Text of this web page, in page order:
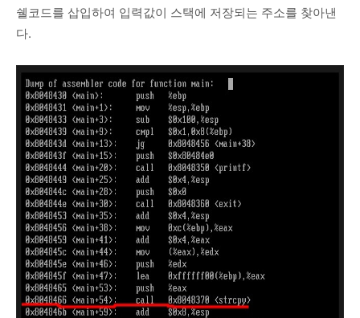
쉘코드를 삽입하여 입력값이 스택에 저장되는 주소를 찾아낸
다.